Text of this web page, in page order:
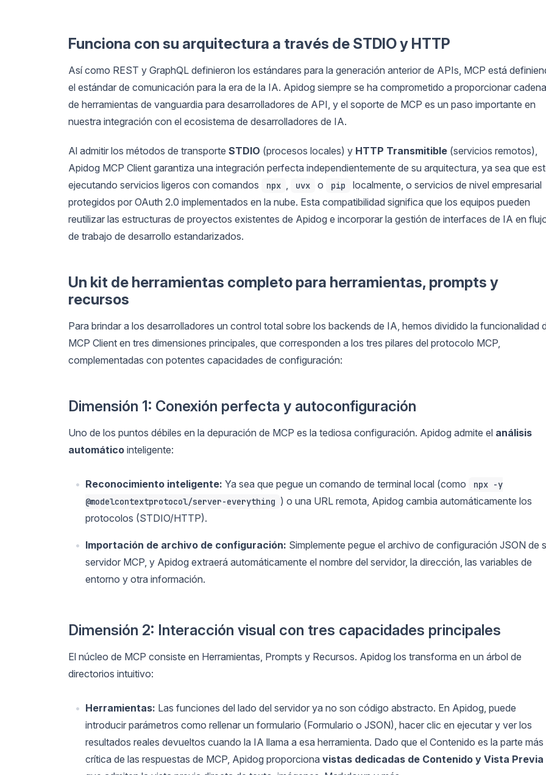
Funciona con su arquitectura a través de STDIO y HTTP
Así como REST y GraphQL definieron los estándares para la generación anterior de APIs, MCP está
el estándar de comunicación para la era de la IA. Apidog siempre se ha comprometido a proporcionar
de herramientas de vanguardia para desarrolladores de API, y el soporte de MCP es un paso importante en
nuestra integración con el ecosistema de desarrolladores de IA.
Al admitir los métodos de transporte STDIO (procesos locales) y HTTP Transmitible (servicios remotos),
Apidog MCP Client garantiza una integración perfecta independientemente de su arquitectura, ya sea que
ejecutando servicios ligeros con comandos
npx uvx o pip
localmente, o servicios de nivel empresarial
protegidos por OAuth 2.0 implementados en la nube. Esta compatibilidad significa que los equipos pueden
reutilizar las estructuras de proyectos existentes de Apidog e incorporar la gestión de interfaces de IA en
de trabajo de desarrollo estandarizados.
Un kit de herramientas completo para herramientas, prompts y
recursos
Para brindar a los desarrolladores un control total sobre los backends de IA, hemos dividido la funcionalidad
MCP Client en tres dimensiones principales, que corresponden a los tres pilares del protocolo MCP,
complementadas con potentes capacidades de configuración:
Dimensión 1: Conexión perfecta y autoconfiguración
Uno de los puntos débiles en la depuración de MCP es la tediosa configuración. Apidog admite el análisis
automático inteligente:
Reconocimiento inteligente: Ya sea que pegue un comando de terminal local (como
npx -y
@modelcontextprotocol/server-everything ) o una URL remota, Apidog cambia automáticamente los
protocolos (STDIO/HTTP).
Importación de archivo de configuración: Simplemente pegue el archivo de configuración JSON de
servidor MCP, y Apidog extraerá automáticamente el nombre del servidor, la dirección, las variables de
entorno y otra información.
Dimensión 2: Interacción visual con tres capacidades principales
El núcleo de MCP consiste en Herramientas, Prompts y Recursos. Apidog los transforma en un árbol de
directorios intuitivo:
Herramientas: Las funciones del lado del servidor ya no son código abstracto. En Apidog, puede
introducir parámetros como rellenar un formulario (Formulario o JSON), hacer clic en ejecutar y ver los
resultados reales devueltos cuando la IA llama a esa herramienta. Dado que el Contenido es la parte más
crítica de las respuestas de MCP, Apidog proporciona vistas dedicadas de Contenido y Vista Previa